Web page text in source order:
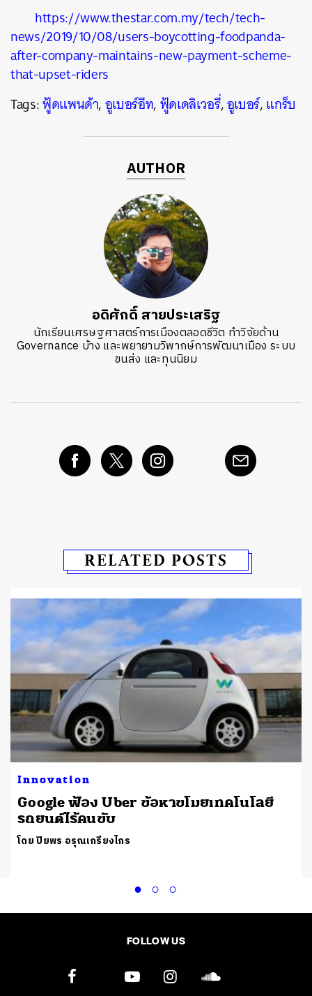
https://www.thestar.com.my/tech/tech-
news/2019/10/08/users-boycotting-foodpanda-
after-company-maintains-new-payment-scheme-
that-upset-riders
Tags:ฟู้ดแพนด้า,อูเบอร์อีท,ฟู้ดเดลิเวอรี่,อูเบอร์,แกร็บ
AUTHOR
อดิศักดิ์ สายประเสริฐ
นักเรียนเศรษฐศาสตร์การเมืองตลอดชีวิต ทำวิจัยด้าน
Governance บ้าง และพยายามวิพากษ์การพัฒนาเมือง ระบบ
ขนส่ง และทุนนิยม
RELATED POSTS
Innovation
Google ฟ้อง Uber ข้อหาขโมยเทคโนโลยี
รถยนต์ไร้คนขับ
โดย ปิยพร อรุณเกรียงไกร
FOLLOW US